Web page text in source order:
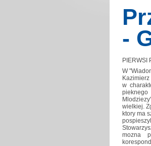
-
PIERWSI
W
w
wielkiej.
ktory ma
mozna